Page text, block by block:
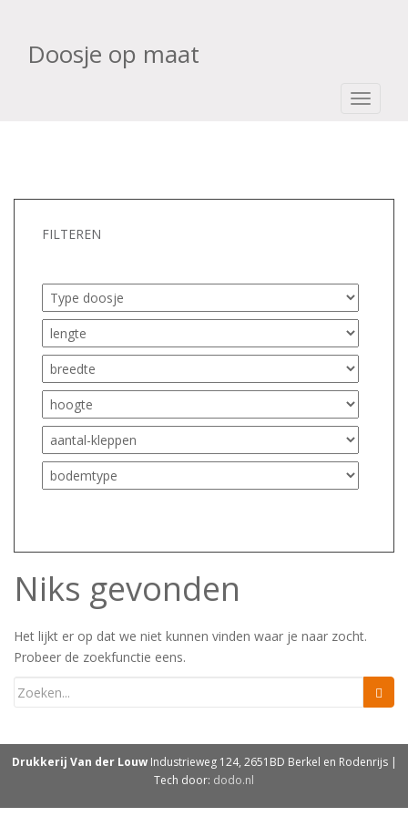
Doosje op maat
FILTEREN
Niks gevonden
Het lijkt er op dat we niet kunnen vinden waar je naar zocht.
Probeer de zoekfunctie eens.
Drukkerij Van der LouwIndustrieweg 124, 2651BD Berkel en Rodenrijs |
Tech door: dodo.nl